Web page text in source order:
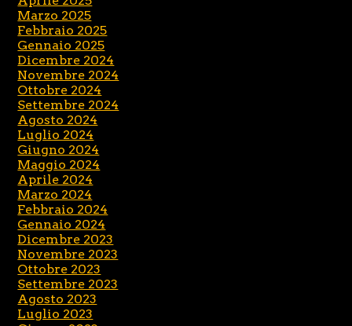
Marzo 2025
Febbraio 2025
Gennaio 2025
Dicembre 2024
Novembre 2024
Ottobre 2024
Settembre 2024
Agosto 2024
Luglio 2024
Giugno 2024
Maggio 2024
Aprile 2024
Marzo 2024
Febbraio 2024
Gennaio 2024
Dicembre 2023
Novembre 2023
Ottobre 2023
Settembre 2023
Agosto 2023
Luglio 2023